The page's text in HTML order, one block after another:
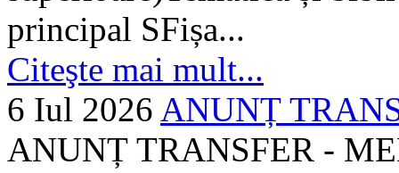
principal SFișa...
Citeşte mai mult...
6 Iul 2026 ANUNȚ
ANUNȚ TRANSFER -